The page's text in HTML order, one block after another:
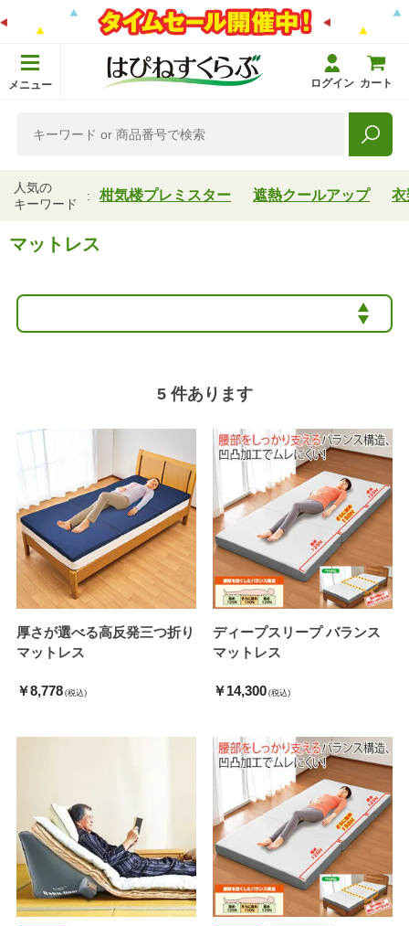
メニュー ログイン カート
人気の
キーワード
柑気楼プレミスター 遮熱クールアップ 衣
マットレス
5 件あります
厚さが選べる高反発三つ折り
マットレス
￥8,778 (税込)
ディープスリープ バランス
マットレス
￥14,300 (税込)